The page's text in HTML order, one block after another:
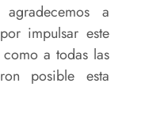
a
impulsar este
a todas las
posible esta